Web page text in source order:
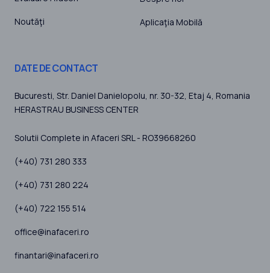
Noutăţi Aplicaţia Mobilă
DATE DE CONTACT
Bucuresti, Str. Daniel Danielopolu, nr. 30-32, Etaj 4, Romania
HERASTRAU BUSINESS CENTER
Solutii Complete in Afaceri SRL - RO39668260
(+40) 731 280 333
(+40) 731 280 224
(+40) 722 155 514
office@inafaceri.ro
finantari@inafaceri.ro